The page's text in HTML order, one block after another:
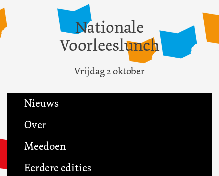
Nationale
Voorleeslunch
Vrijdag 2 oktober
Nieuws
Over
Meedoen
Eerdere edities